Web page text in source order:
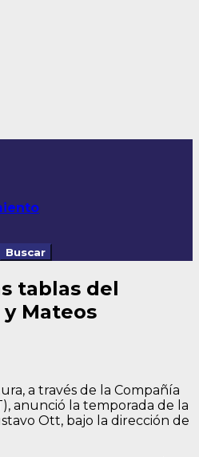
tablas del
Mateos
a través de la Compañía
anunció la temporada de la
Ott, bajo la dirección de